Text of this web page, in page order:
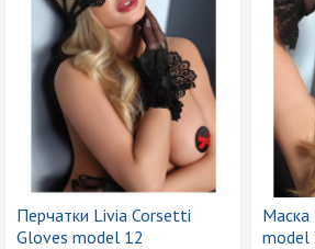
Перчатки Livia Corsetti
Gloves model 12
Маска
model